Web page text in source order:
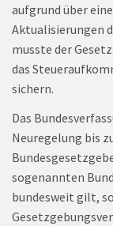
aufgrund über
Aktualisierungen
musste der
das
sichern.
Das
Neuregelung bis
sogenannten
bundesweit gilt,